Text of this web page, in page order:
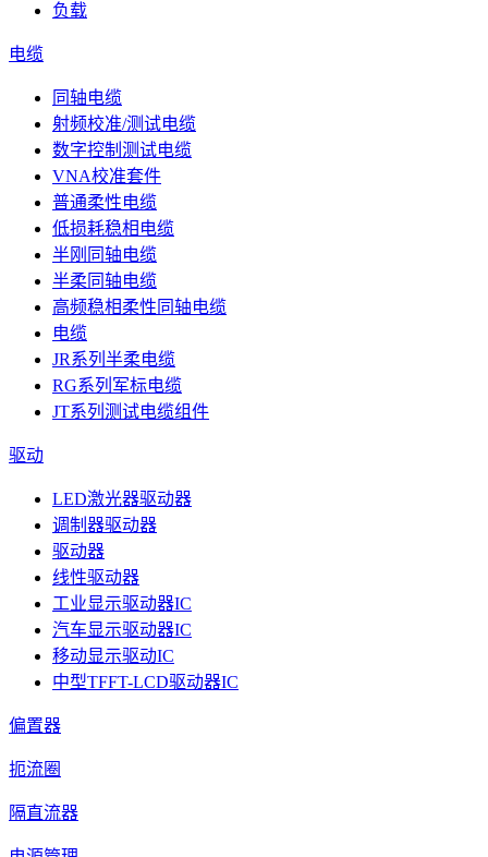
负载
电缆
同轴电缆
射频校准/测试电缆
数字控制测试电缆
VNA校准套件
普通柔性电缆
低损耗稳相电缆
半刚同轴电缆
半柔同轴电缆
高频稳相柔性同轴电缆
电缆
JR系列半柔电缆
RG系列军标电缆
JT系列测试电缆组件
驱动
LED激光器驱动器
调制器驱动器
驱动器
线性驱动器
工业显示驱动器IC
汽车显示驱动器IC
移动显示驱动IC
中型TFFT-LCD驱动器IC
偏置器
扼流圈
隔直流器